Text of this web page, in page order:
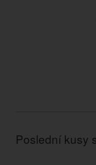
Poslední kusy